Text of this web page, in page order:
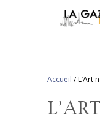
Accueil /L’Art